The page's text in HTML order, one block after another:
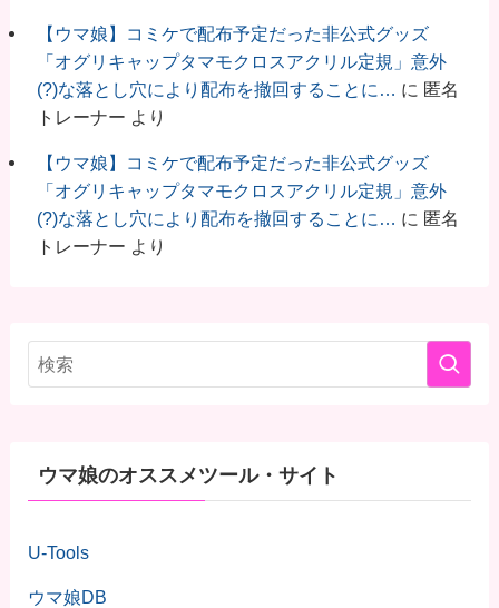
【ウマ娘】コミケで配布予定だった非公式グッズ
「オグリキャップタマモクロスアクリル定規」意外
(?)な落とし穴により配布を撤回することに… に 匿名
トレーナー より
【ウマ娘】コミケで配布予定だった非公式グッズ
「オグリキャップタマモクロスアクリル定規」意外
(?)な落とし穴により配布を撤回することに… に 匿名
トレーナー より
ウマ娘のオススメツール・サイト
U-Tools
ウマ娘DB